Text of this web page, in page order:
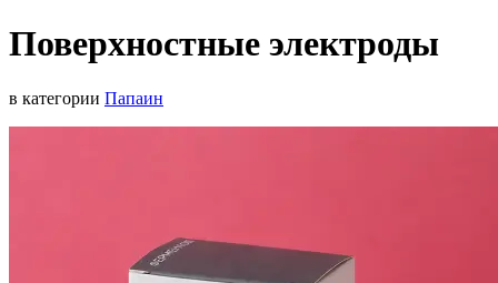
Поверхностные электроды
в категории Папаин